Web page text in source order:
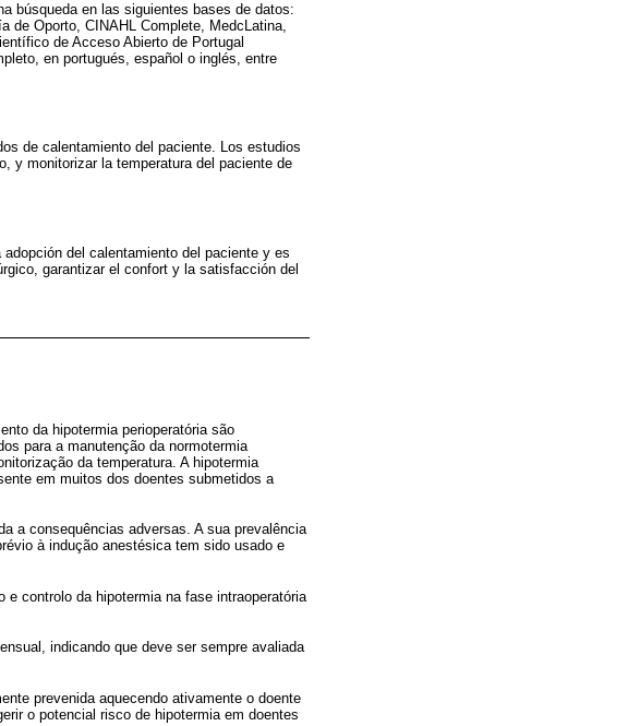
búsqueda en las siguientes bases de datos:
de Oporto, CINAHL Complete, MedcLatina,
de Acceso Abierto de Portugal
en portugués, español o inglés, entre
de calentamiento del paciente. Los estudios
y monitorizar la temperatura del paciente de
adopción del calentamiento del paciente y es
garantizar el confort y la satisfacción del
da hipotermia perioperatória são
para a manutenção da normotermia
da temperatura. A hipotermia
em muitos dos doentes submetidos a
a consequências adversas. A sua prevalência
à indução anestésica tem sido usado e
controlo da hipotermia na fase intraoperatória
indicando que deve ser sempre avaliada
prevenida aquecendo ativamente o doente
o potencial risco de hipotermia em doentes